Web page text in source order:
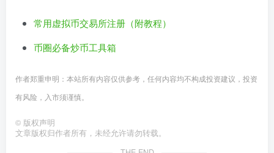
常用虚拟币交易所注册（附教程）
币圈必备炒币工具箱
作者郑重申明：本站所有内容仅供参考，任何内容均不构成投资建议，投资
有风险，入市须谨慎。
© 版权声明
文章版权归作者所有，未经允许请勿转载。